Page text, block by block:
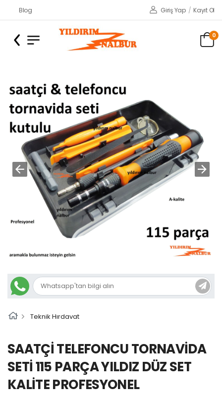
Blog Giriş Yap / Kayıt Ol
0
Teknik Hırdavat
SAATÇİ TELEFONCU TORNAVİDA
SETİ 115 PARÇA YILDIZ DÜZ SET
KALİTE PROFESYONEL